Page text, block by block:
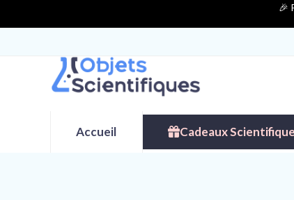
de
🎉
Accueil Cadeaux